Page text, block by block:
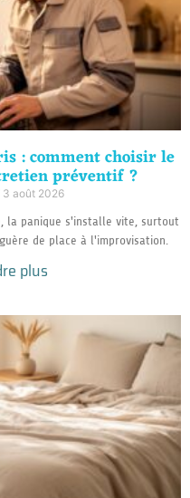
: comment choisir le
préventif ?
3 août 2026
la panique s'installe vite, surtout
de place à l'improvisation.
plus